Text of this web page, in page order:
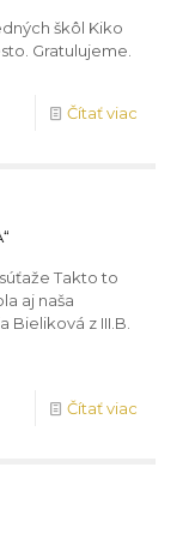
škôl Kiko
Gratulujeme.
Čítať viac
Takto to
aj naša
z III.B.
Čítať viac